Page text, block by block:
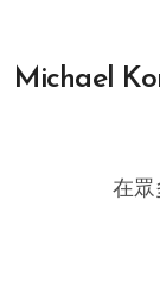
Michael
在